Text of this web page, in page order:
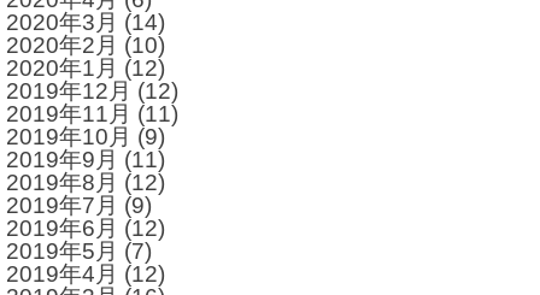
2020年3月 (14)
2020年2月 (10)
2020年1月 (12)
2019年12月 (12)
2019年11月 (11)
2019年10月 (9)
2019年9月 (11)
2019年8月 (12)
2019年7月 (9)
2019年6月 (12)
2019年5月 (7)
2019年4月 (12)